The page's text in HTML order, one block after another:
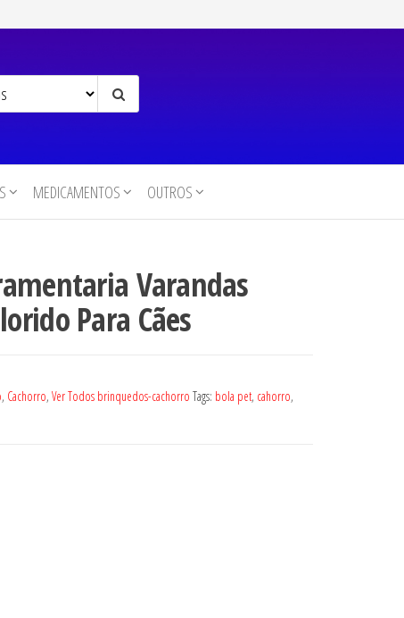
MEDICAMENTOS OUTROS
Varandas
Para Cães
, Cachorro, Ver Todos brinquedos-cachorro Tags: bola pet, cahorro,